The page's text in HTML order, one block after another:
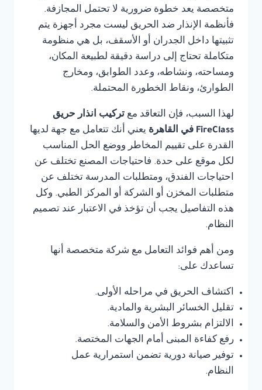
متخصصة يعد خطوة ضرورية لا تحتمل المجازفة.
فأنظمة الإنذار ضد الحريق ليست مجرد أجهزة يتم
تثبيتها داخل الجدران أو الأسقف، بل هي منظومة
متكاملة تحتاج إلى دراسة دقيقة لطبيعة المكان،
ومساحته، ونشاطه، وعدد الطوابق، ومخارج
الطوارئ، ونقاط الخطورة المحتملة.
لهذا السبب، فإن التعاقد مع تركيب انذار حريق
FireClass في القاهرة
يعني أنك تتعامل مع جهة لديها
القدرة على تقييم المخاطر ووضع الحل المناسب
لكل موقع على حدة. فاحتياجات المصنع تختلف عن
احتياجات الفندق، ومتطلبات المدرسة تختلف عن
متطلبات المخزن أو الشركة أو المركز الطبي. وكل
هذه التفاصيل يجب أن تؤخذ في الاعتبار عند تصميم
النظام.
ومن أهم فوائد التعامل مع شركة متخصصة أنها
تساعدك على:
اكتشاف الحريق في مراحله الأولى.
تقليل الخسائر البشرية والمادية.
الالتزام بشروط الأمن والسلامة.
رفع كفاءة المبنى أمام الجهات المختصة.
توفير صيانة دورية تضمن استمرارية عمل
النظام.